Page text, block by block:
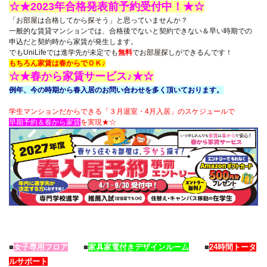
☆★2023年合格発表前予約受付中！★☆
「お部屋は合格してから探そう」と思っていませんか？
一般的な賃貸マンションでは、合格後でないと契約できない＆早い時期での
申込だと契約時から家賃が発生します。
でもUniLifeでは進学先が未定でも無料でお部屋探しができるんです！
もちろん家賃は春からでＯＫ♪
☆★春から家賃サービス♪★☆
例年、今の時期から春入居のお問い合わせを多く頂いております。
学生マンションだからできる「３月退室・4月入居」 のスケジュールで
早期予約＆春から家賃を実現★☆
■女子専用フロア ■家具家電付きデザインルーム ■24時間トータ
ルサポート